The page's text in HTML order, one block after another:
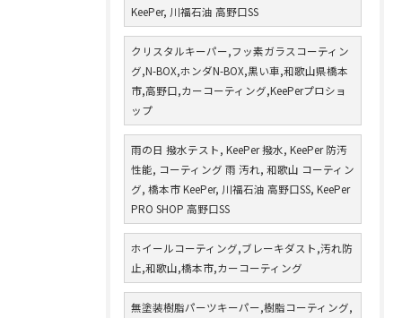
KeePer, 川福石油 高野口SS
クリスタルキーパー,フッ素ガラスコーティン
グ,N-BOX,ホンダN-BOX,黒い車,和歌山県橋本
市,高野口,カーコーティング,KeePerプロショ
ップ
雨の日 撥水テスト, KeePer 撥水, KeePer 防汚
性能, コーティング 雨 汚れ, 和歌山 コーティン
グ, 橋本市 KeePer, 川福石油 高野口SS, KeePer
PRO SHOP 高野口SS
ホイールコーティング,ブレーキダスト,汚れ防
止,和歌山,橋本市,カーコーティング
無塗装樹脂パーツキーパー,樹脂コーティング,